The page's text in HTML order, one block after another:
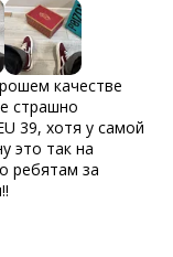
качестве
страшно
39, хотя у самой
это так на
ребятам за